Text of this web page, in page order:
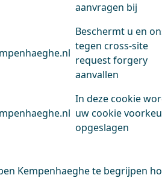
aanvragen bij
Beschermt u en
tegen cross-site
request forgery
aanvallen
In deze cookie
uw cookie
opgeslagen
Kempenhaeghe te begrijpen